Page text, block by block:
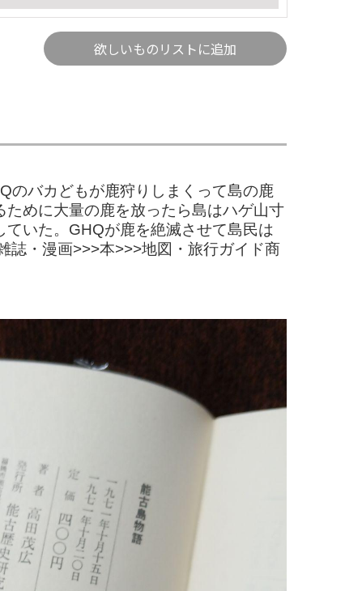
欲しいものリストに追加
のバカどもが鹿狩りしまくって島の鹿
めに大量の鹿を放ったら島はハゲ山寸
いた。GHQが鹿を絶滅させて島民は
誌・漫画>>>本>>>地図・旅行ガイド商